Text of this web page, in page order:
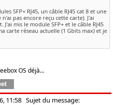
SFP+ RJ45, un câble RJ45 cat 8 et une
pas encore reçu cette carte). J'ai
mis le module SFP+ et le câble RJ45
carte réseau actuelle (1 Gbits max) et je
OS déjà...
11:58 Sujet du message: